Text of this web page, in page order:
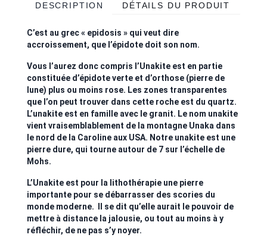
DESCRIPTION DÉTAILS DU PRODUIT
C’est au grec « epidosis » qui veut dire
accroissement, que l’épidote doit son nom.
Vous l’aurez donc compris l’Unakite est en partie
constituée d’épidote verte et d’orthose (pierre de
lune) plus ou moins rose. Les zones transparentes
que l’on peut trouver dans cette roche est du quartz.
L’unakite est en famille avec le granit. Le nom unakite
vient vraisemblablement de la montagne Unaka dans
le nord de la Caroline aux USA. Notre unakite est une
pierre dure, qui tourne autour de 7 sur l’échelle de
Mohs.
L’Unakite est pour la lithothérapie une pierre
importante pour se débarrasser des scories du
monde moderne. Il se dit qu’elle aurait le pouvoir de
mettre à distance la jalousie, ou tout au moins à y
réfléchir, de ne pas s’y noyer.